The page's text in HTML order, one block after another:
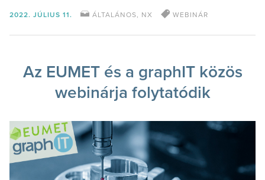
2022. JÚLIUS 11. ÁLTALÁNOS, NX WEBINÁR
Az EUMET és a graphIT közös
webinárja folytatódik